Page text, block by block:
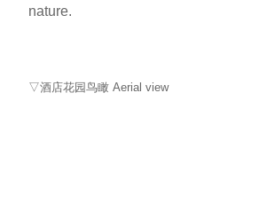
nature.
▽酒店花园鸟瞰 Aerial view